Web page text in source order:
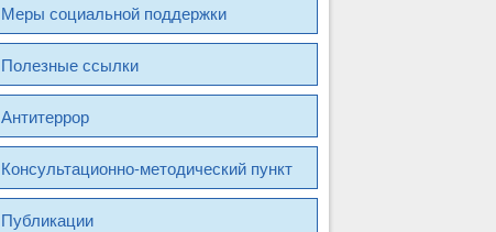
Меры социальной поддержки
Полезные ссылки
Антитеррор
Консультационно-методический пункт
Публикации